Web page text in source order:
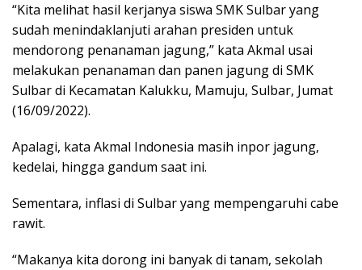
“Kita melihat hasil kerjanya siswa SMK Sulbar yang
sudah menindaklanjuti arahan presiden untuk
mendorong penanaman jagung,” kata Akmal usai
melakukan penanaman dan panen jagung di SMK
Sulbar di Kecamatan Kalukku, Mamuju, Sulbar, Jumat
(16/09/2022).
Apalagi, kata Akmal Indonesia masih inpor jagung,
kedelai, hingga gandum saat ini.
Sementara, inflasi di Sulbar yang mempengaruhi cabe
rawit.
“Makanya kita dorong ini banyak di tanam, sekolah